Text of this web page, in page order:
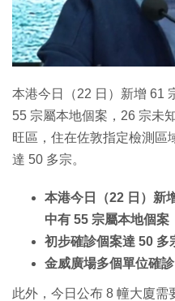
本港今日（22 日）新增 61
55 宗屬本地個案，26 宗未
旺區，住在佐敦指定檢測區
達 50 多宗。
本港今日（22 日）新
中有 55 宗屬本地個案
初步確診個案達 50 多
金威廣場多個單位確
此外，今日公布 8 幢大廈需